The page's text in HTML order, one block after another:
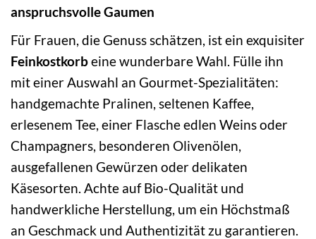
anspruchsvolle Gaumen
Für Frauen, die Genuss schätzen, ist ein exquisiter
Feinkostkorbeine wunderbare Wahl. Fülle ihn
mit einer Auswahl an Gourmet-Spezialitäten:
handgemachte Pralinen, seltenen Kaffee,
erlesenem Tee, einer Flasche edlen Weins oder
Champagners, besonderen Olivenölen,
ausgefallenen Gewürzen oder delikaten
Käsesorten. Achte auf Bio-Qualität und
handwerkliche Herstellung, um ein Höchstmaß
an Geschmack und Authentizität zu garantieren.